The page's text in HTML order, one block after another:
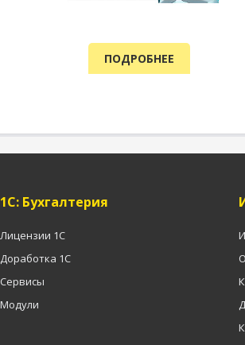
ПОДРОБНЕЕ
1C: Бухгалтерия
Лицензии 1С
Доработка 1С
Сервисы
Модули